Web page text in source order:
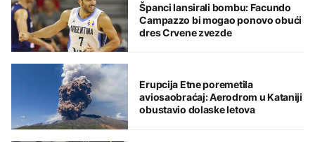
Španci lansirali bombu: Facundo
Campazzo bi mogao ponovo obući
dres Crvene zvezde
Erupcija Etne poremetila
aviosaobraćaj: Aerodrom u Kataniji
obustavio dolaske letova